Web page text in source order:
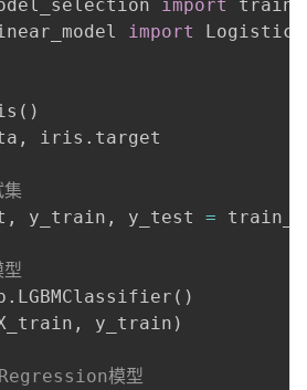
import
import
( )
, iris . target
, y_train , y_test =
. LGBMClassifier ( )
, y_train )
模型